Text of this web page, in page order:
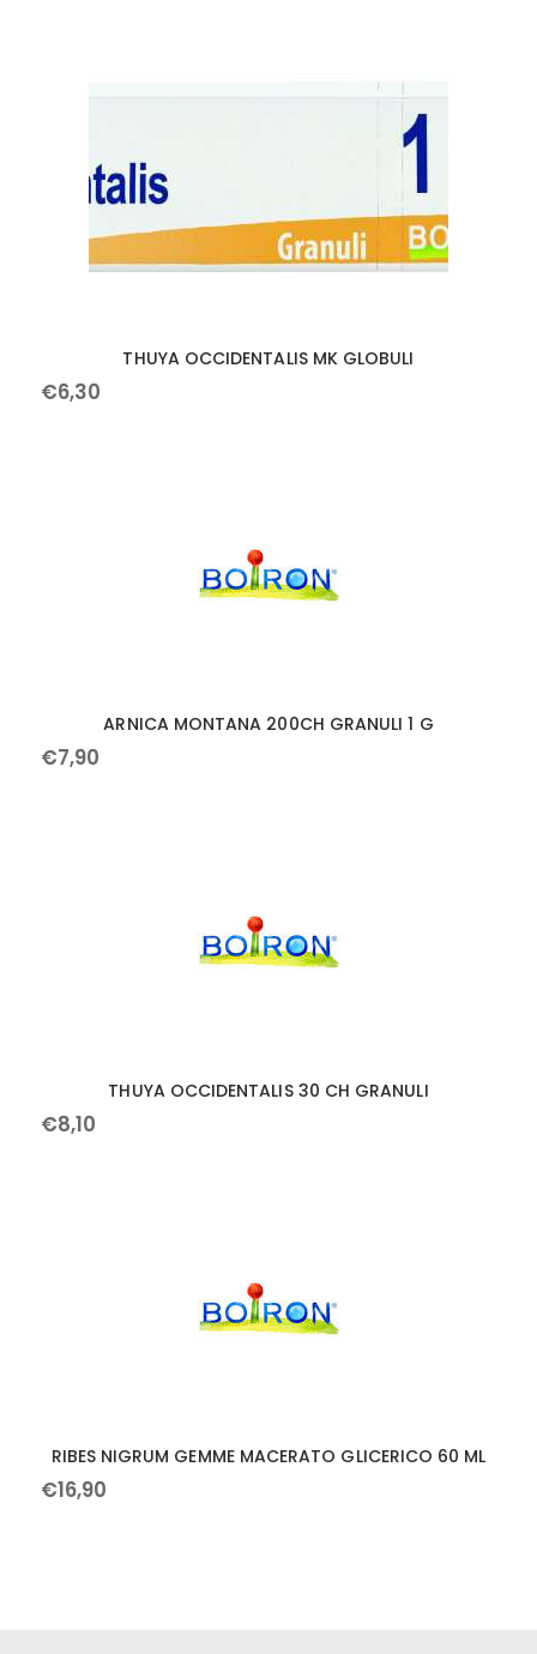
THUYA OCCIDENTALIS MK GLOBULI
€6,30
ARNICA MONTANA 200CH GRANULI 1 G
€7,90
THUYA OCCIDENTALIS 30 CH GRANULI
€8,10
RIBES NIGRUM GEMME MACERATO GLICERICO 60 ML
€16,90